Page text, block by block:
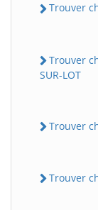
Trouver
Trouver
SUR-LOT
Trouver
Trouver